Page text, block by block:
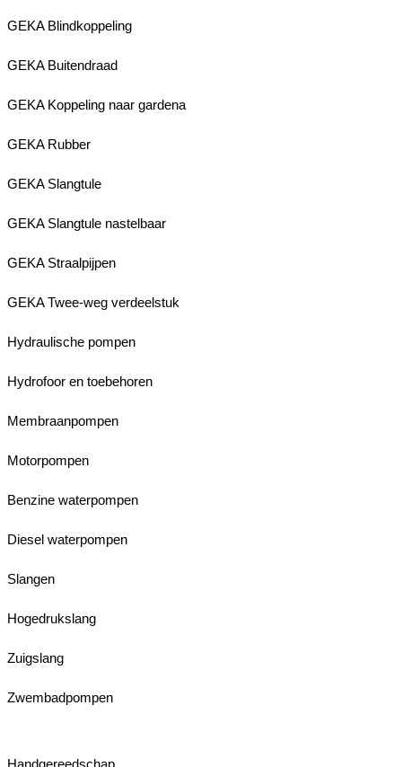
GEKA Blindkoppeling
GEKA Buitendraad
GEKA Koppeling naar gardena
GEKA Rubber
GEKA Slangtule
GEKA Slangtule nastelbaar
GEKA Straalpijpen
GEKA Twee-weg verdeelstuk
Hydraulische pompen
Hydrofoor en toebehoren
Membraanpompen
Motorpompen
Benzine waterpompen
Diesel waterpompen
Slangen
Hogedrukslang
Zuigslang
Zwembadpompen
Handgereedschap